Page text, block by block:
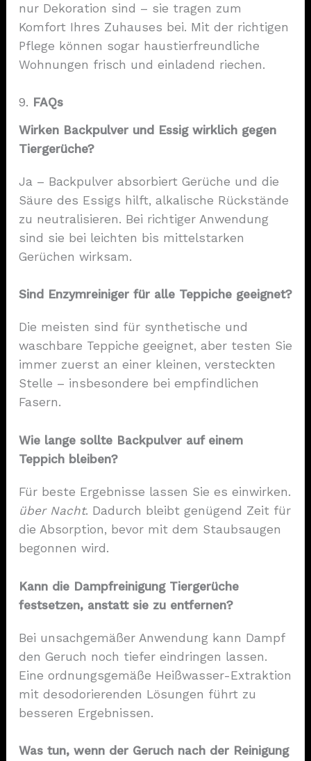
nur Dekoration sind – sie tragen zum
Komfort Ihres Zuhauses bei. Mit der richtigen
Pflege können sogar haustierfreundliche
Wohnungen frisch und einladend riechen.
9. FAQs
Wirken Backpulver und Essig wirklich gegen
Tiergerüche?
Ja – Backpulver absorbiert Gerüche und die
Säure des Essigs hilft, alkalische Rückstände
zu neutralisieren. Bei richtiger Anwendung
sind sie bei leichten bis mittelstarken
Gerüchen wirksam.
Sind Enzymreiniger für alle Teppiche geeignet?
Die meisten sind für synthetische und
waschbare Teppiche geeignet, aber testen Sie
immer zuerst an einer kleinen, versteckten
Stelle – insbesondere bei empfindlichen
Fasern.
Wie lange sollte Backpulver auf einem
Teppich bleiben?
Für beste Ergebnisse lassen Sie es einwirken.
über Nacht. Dadurch bleibt genügend Zeit für
die Absorption, bevor mit dem Staubsaugen
begonnen wird.
Kann die Dampfreinigung Tiergerüche
festsetzen, anstatt sie zu entfernen?
Bei unsachgemäßer Anwendung kann Dampf
den Geruch noch tiefer eindringen lassen.
Eine ordnungsgemäße Heißwasser-Extraktion
mit desodorierenden Lösungen führt zu
besseren Ergebnissen.
Was tun, wenn der Geruch nach der Reinigung